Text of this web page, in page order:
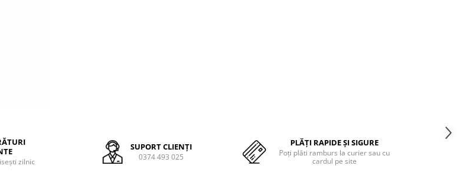
zilnic
SUPORT CLIENȚI
0374 493 025
PLĂȚI RAPIDE ȘI SIGURE
Poți plăti ramburs la curier sau cu
cardul pe site